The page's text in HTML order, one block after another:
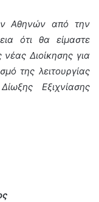
Αθηνών από την
ότι θα είμαστε
Διοίκησης για
της λειτουργίας
Εξιχνίασης